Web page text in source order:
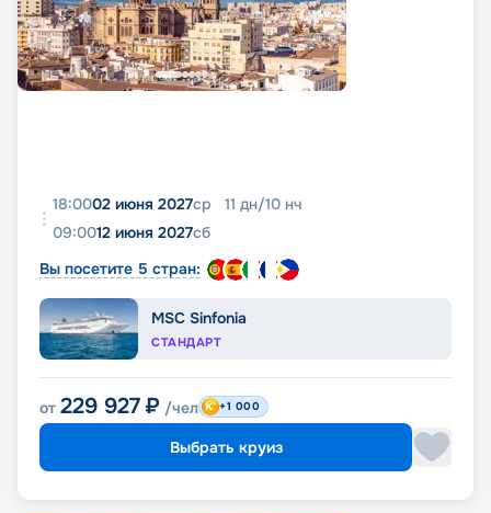
18:0002 июня 2027ср 11 дн/10 нч
09:0012 июня 2027сб
Вы посетите 5 стран:
MSC Sinfonia
СТАНДАРТ
от 229 927 ₽ /чел +1 000
Выбрать круиз